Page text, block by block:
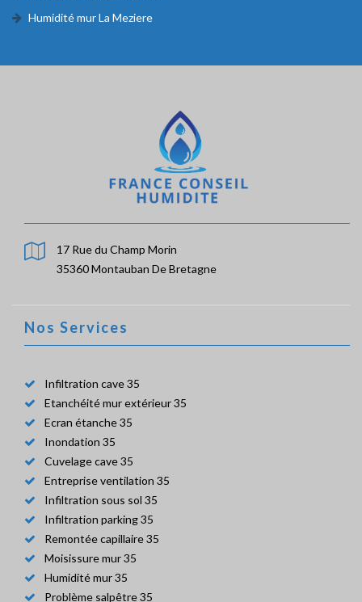
Humidité mur La Meziere
17 Rue du Champ Morin
35360 Montauban De Bretagne
Nos Services
Infiltration cave 35
Etanchéité mur extérieur 35
Ecran étanche 35
Inondation 35
Cuvelage cave 35
Entreprise ventilation 35
Infiltration sous sol 35
Infiltration parking 35
Remontée capillaire 35
Moisissure mur 35
Humidité mur 35
Problème salpêtre 35